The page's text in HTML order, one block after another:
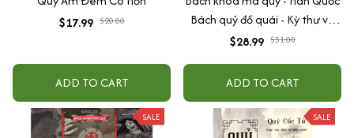
$17.99 $20.00
ADD TO CART
Bách quỷ đồ quái - Kỳ thư về
các loài ma quỷ Hàn Quốc
$28.99 $31.00
ADD TO CART
SALE SALE